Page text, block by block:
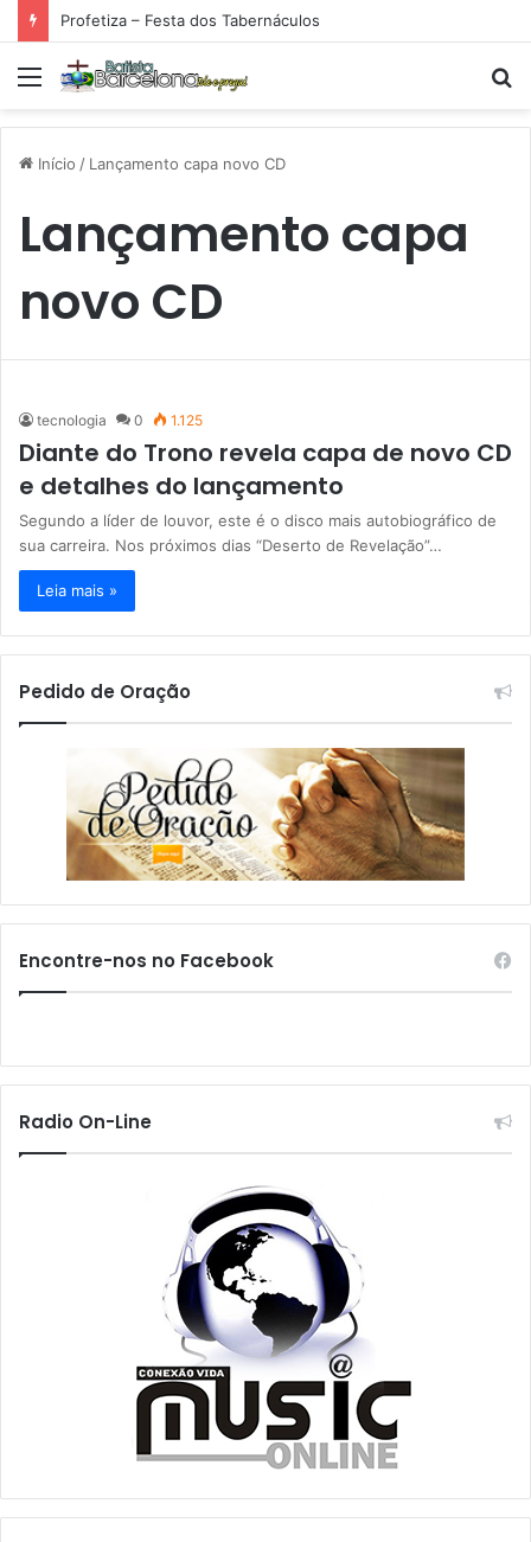
Profetiza – Festa dos Tabernáculos
Menu
Início / Lançamento capa novo CD
Lançamento capa
novo CD
tecnologia 0 1.125
Diante do Trono revela capa de novo CD
e detalhes do lançamento
Segundo a líder de louvor, este é o disco mais autobiográfico de
sua carreira. Nos próximos dias “Deserto de Revelação”…
Leia mais »
Pedido de Oração
Encontre-nos no Facebook
Radio On-Line